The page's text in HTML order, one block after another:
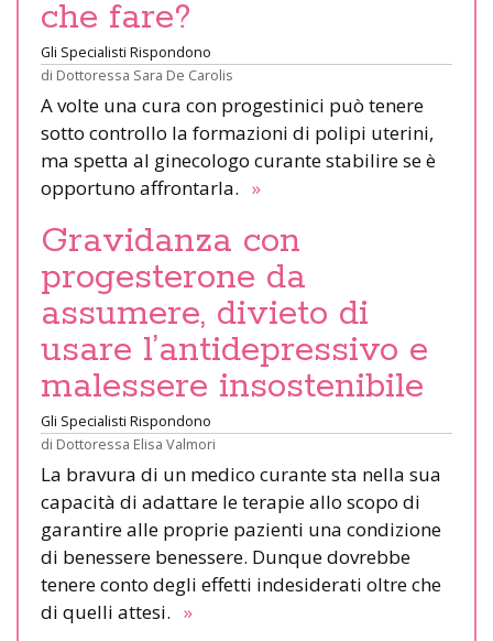
che fare?
Gli Specialisti Rispondono
di Dottoressa Sara De Carolis
A volte una cura con progestinici può tenere
sotto controllo la formazioni di polipi uterini,
ma spetta al ginecologo curante stabilire se è
opportuno affrontarla. »
Gravidanza con
progesterone da
assumere, divieto di
usare l’antidepressivo e
malessere insostenibile
Gli Specialisti Rispondono
di Dottoressa Elisa Valmori
La bravura di un medico curante sta nella sua
capacità di adattare le terapie allo scopo di
garantire alle proprie pazienti una condizione
di benessere benessere. Dunque dovrebbe
tenere conto degli effetti indesiderati oltre che
di quelli attesi. »